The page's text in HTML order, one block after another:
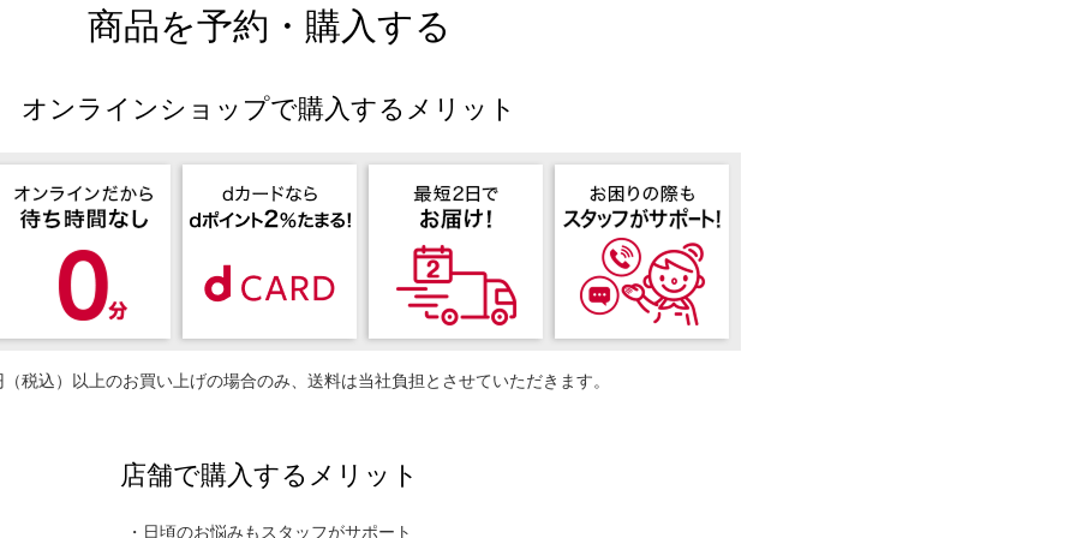
商品を予約・購入する
オンラインショップで購入するメリット
税込）以上のお買い上げの場合のみ、送料は当社負担とさせていただきます。
店舗で購入するメリット
・日頃のお悩みもスタッフがサポート